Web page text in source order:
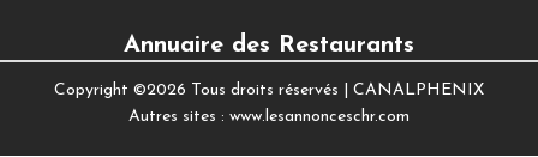
Annuaire des Restaurants
Copyright ©2026 Tous droits réservés | CANALPHENIX
Autres sites : www.lesannonceschr.com